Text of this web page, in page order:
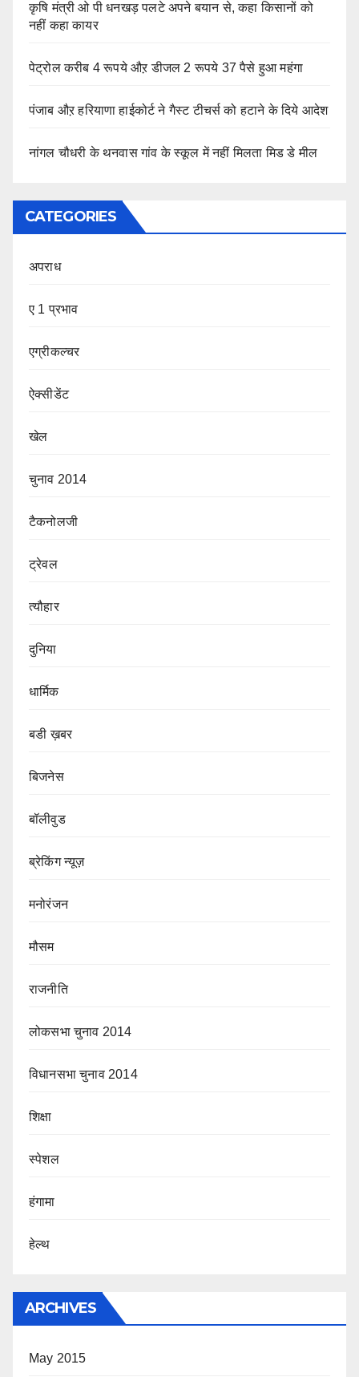
कृषि मंत्री ओ पी धनखड़ पलटे अपने बयान से, कहा किसानों को
नहीं कहा कायर
पेट्रोल करीब 4 रूपये औऱ डीजल 2 रूपये 37 पैसे हुआ महंगा
पंजाब औऱ हरियाणा हाईकोर्ट ने गैस्ट टीचर्स को हटाने के दिये आदेश
नांगल चौधरी के थनवास गांव के स्कूल में नहीं मिलता मिड डे मील
CATEGORIES
अपराध
ए 1 प्रभाव
एग्रीकल्चर
ऐक्सीडेंट
खेल
चुनाव 2014
टैकनोलजी
ट्रेवल
त्यौहार
दुनिया
धार्मिक
बडी ख़बर
बिजनेस
बॉलीवुड
ब्रेकिंग न्यूज़
मनोरंजन
मौसम
राजनीति
लोकसभा चुनाव 2014
विधानसभा चुनाव 2014
शिक्षा
स्पेशल
हंगामा
हेल्थ
ARCHIVES
May 2015